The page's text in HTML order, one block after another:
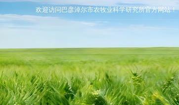
欢迎访问巴彦淖尔市农牧业科学研究所官方网站！